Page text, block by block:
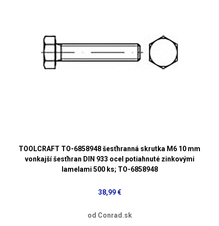
TOOLCRAFT TO-6858948 šesťhranná skrutka M6 10 mm
vonkajší šesťhran DIN 933 ocel potiahnuté zinkovými
lamelami 500 ks; TO-6858948
38,99 €
od Conrad.sk